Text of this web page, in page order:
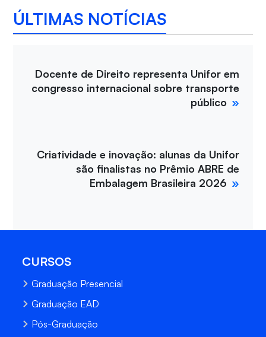
ÚLTIMAS NOTÍCIAS
Docente de Direito representa Unifor em
congresso internacional sobre transporte
público
Criatividade e inovação: alunas da Unifor
são finalistas no Prêmio ABRE de
Embalagem Brasileira 2026
CURSOS
Graduação Presencial
Graduação EAD
Pós-Graduação